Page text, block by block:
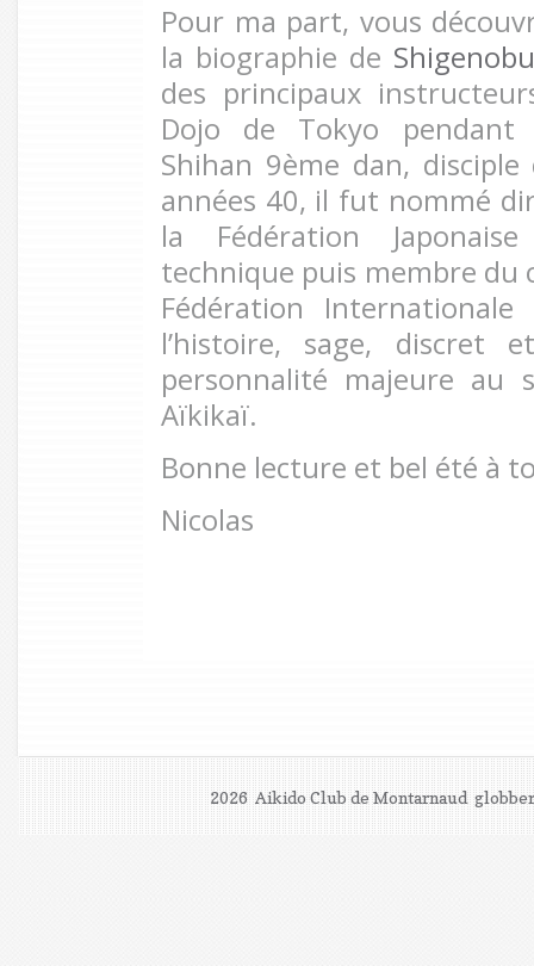
Pour ma part, vous
la biographie de
des principaux
Dojo de Tokyo pendant
Shihan 9ème dan,
années 40, il fut nommé
la Fédération
technique puis membre du
Fédération
l’histoire, sage,
personnalité majeure au
Aïkikaï.
Bonne lecture et bel été à
Nicolas
2026 Aikido Club de Montarnaud